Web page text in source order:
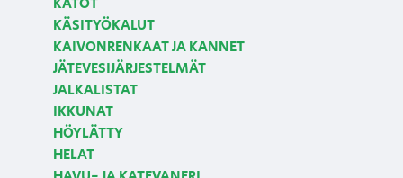
KÄSITYÖKALUT
KAIVONRENKAAT JA KANNET
JÄTEVESIJÄRJESTELMÄT
JALKALISTAT
IKKUNAT
HÖYLÄTTY
HELAT